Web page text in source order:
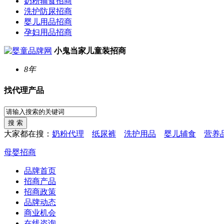
洗护防尿招商
婴儿用品招商
孕妇用品招商
小鬼当家儿童装招商
8年
找代理产品
大家都在搜： 奶粉代理 纸尿裤 洗护用品 婴儿辅食 营养
母婴招商
品牌首页
招商产品
招商政策
品牌动态
商业机会